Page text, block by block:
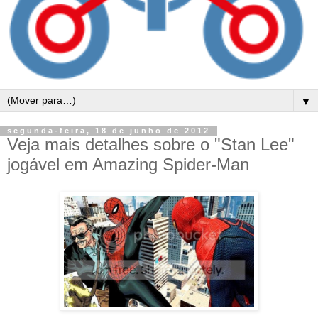
▼
segunda-feira, 18 de junho de 2012
Veja mais detalhes sobre o "Stan Lee"
jogável em Amazing Spider-Man